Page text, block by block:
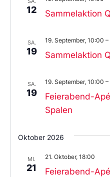
12 Sammelaktion
SA.
19 Sammelaktion
19. September, 10:00 –
SA.
19
Feierabend-
Spalen
19. September, 10:00 –
Oktober 2026
MI.
21
Feierabend-
21. Oktober, 18:00